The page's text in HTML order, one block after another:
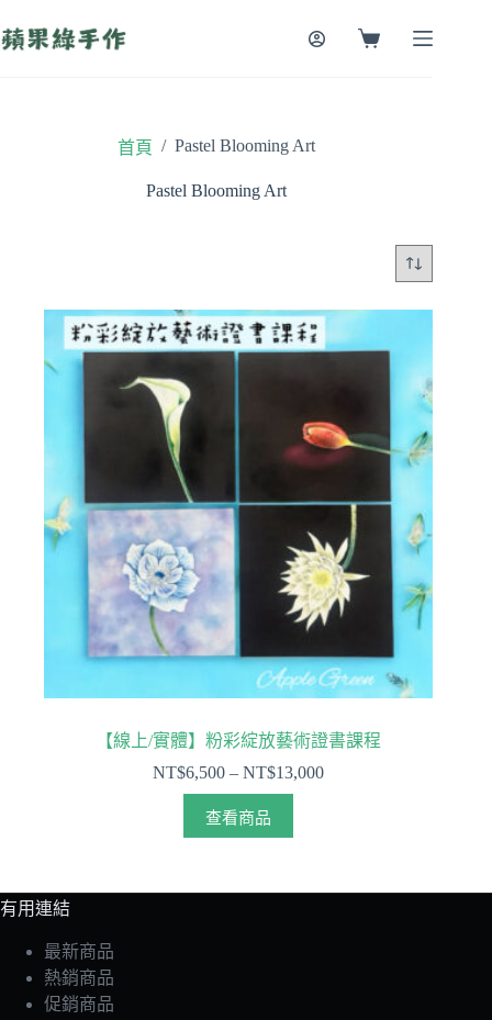
至
購
首頁 / Pastel Blooming Art
Pastel Blooming Art
【線上/實體】粉彩綻放藝術證書課程
NT$6,500 –NT$13,000
查看商品
有用連結
最新商品
熱銷商品
促銷商品